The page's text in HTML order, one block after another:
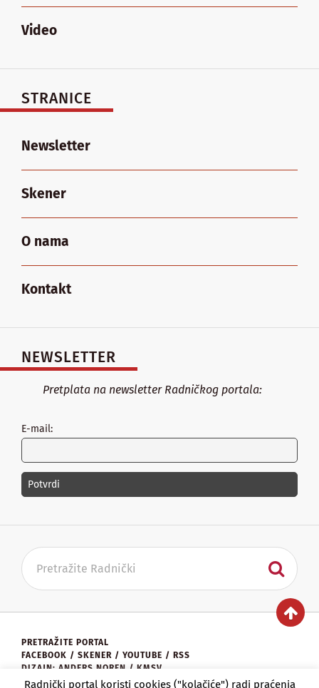
Video
STRANICE
Newsletter
Skener
O nama
Kontakt
NEWSLETTER
Pretplata na newsletter Radničkog portala:
E-mail:
PRETRAŽITE PORTAL
FACEBOOK / SKENER / YOUTUBE / RSS
DIZAJN: ANDERS NOREN / KMSV
KONTAKT: UREDNISTVO@RADNICKI.ORG
Radnički portal koristi cookies ("kolačiće") radi praćenja